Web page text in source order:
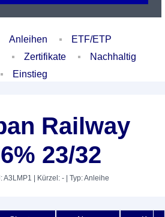
Anleihen
ETF/ETP
Zertifikate
Nachhaltig
Einstieg
Railway
23/32
A3LMP1 | Kürzel: - | Typ: Anleihe